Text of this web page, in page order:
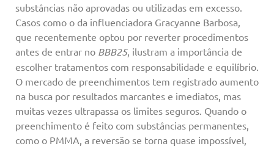
substâncias não aprovadas ou utilizadas em excesso.
Casos como o da influenciadora Gracyanne Barbosa,
que recentemente optou por reverter procedimentos
antes de entrar no BBB25, ilustram a importância de
escolher tratamentos com responsabilidade e equilíbrio.
O mercado de preenchimentos tem registrado aumento
na busca por resultados marcantes e imediatos, mas
muitas vezes ultrapassa os limites seguros. Quando o
preenchimento é feito com substâncias permanentes,
como o PMMA, a reversão se torna quase impossível,